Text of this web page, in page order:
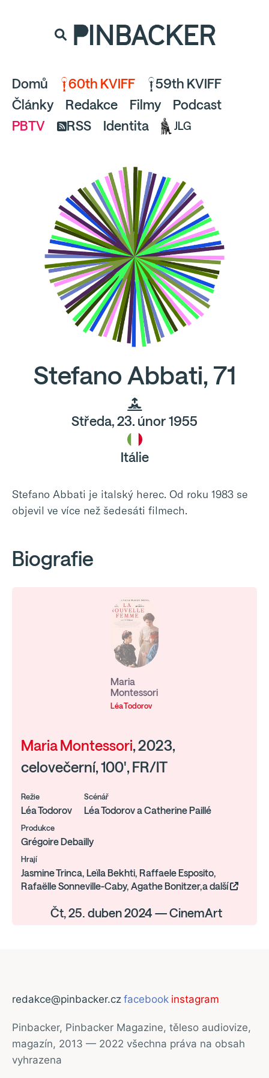
a pusťte se do čtení.
PINBACKER
Domů 60th KVIFF
59th KVIFF
Články
Redakce Filmy
Podcast
PBTV
RSS Identita JLG
Stefano Abbati, 71
Středa, 23. únor 1955
Itálie
Stefano Abbati je italský herec. Od roku 1983 se
objevil ve více než šedesáti filmech.
Biografie
Maria
Montessori
Léa Todorov
Maria Montessori, 2023,
celovečerní, 100', FR/IT
Režie
Léa Todorov
Scénář
Léa Todorov a Catherine Paillé
Produkce
Grégoire Debailly
Hrají
Jasmine Trinca, Leïla Bekhti, Raffaele Esposito,
Rafaëlle Sonneville-Caby, Agathe Bonitzer,a další
Čt, 25. duben 2024 — CinemArt
redakce@pinbacker.cz facebook instagram
Pinbacker, Pinbacker Magazine, těleso audiovize,
magazín, 2013 — 2022 všechna práva na obsah
vyhrazena